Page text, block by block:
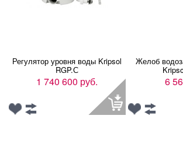
Регулятор уровня воды Kripsol
RGP.С
1 740 600 руб.
Желоб
6